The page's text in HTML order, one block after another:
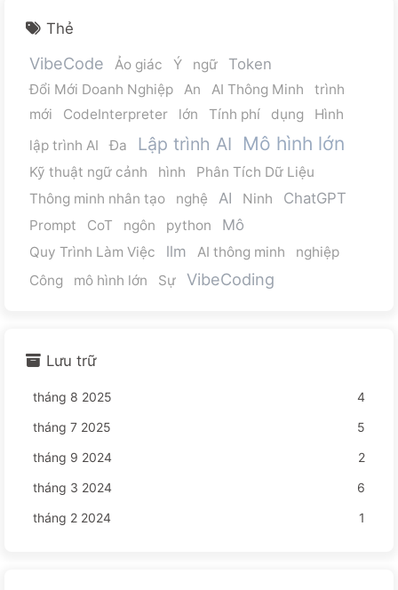
Thẻ
VibeCode Ảo giác Ý ngữ Token
Đổi Mới Doanh Nghiệp An AI Thông Minh
trình
mới
CodeInterpreter lớn Tính phí dụng
Hình
lập trình AI
Đa Lập trình AI Mô hình lớn
Kỹ thuật ngữ cảnh hình
Phân Tích Dữ Liệu
Thông minh nhân tạo
nghệ AI Ninh ChatGPT
Prompt CoT ngôn python Mô
Quy Trình Làm Việc llm AI thông minh
nghiệp
Công
mô hình lớn Sự VibeCoding
Lưu trữ
tháng 8 2025
4
tháng 7 2025
5
tháng 9 2024
2
tháng 3 2024
6
tháng 2 2024
1